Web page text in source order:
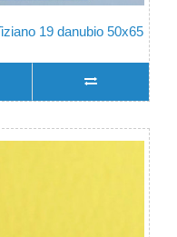
19 danubio 50х65